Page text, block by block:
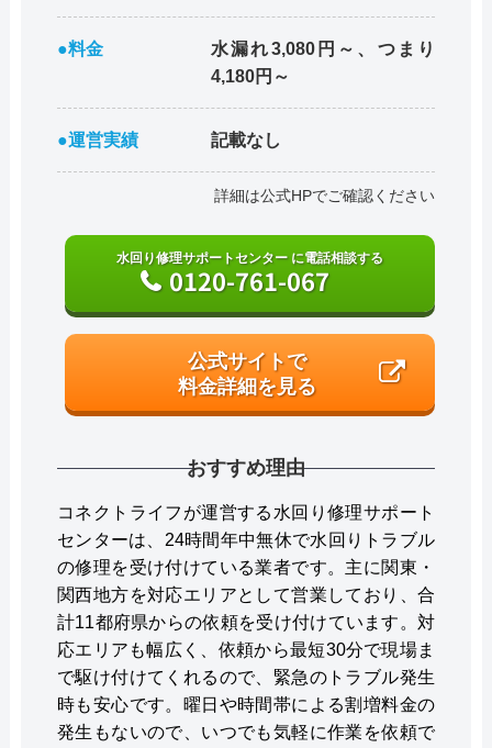
●料金
水漏れ3,080円～、つまり
4,180円～
●運営実績 記載なし
詳細は公式HPでご確認ください
水回り修理サポートセンター に電話相談する
0120-761-067
公式サイトで
料金詳細を見る
おすすめ理由
コネクトライフが運営する水回り修理サポート
センターは、24時間年中無休で水回りトラブル
の修理を受け付けている業者です。主に関東・
関西地方を対応エリアとして営業しており、合
計11都府県からの依頼を受け付けています。対
応エリアも幅広く、依頼から最短30分で現場ま
で駆け付けてくれるので、緊急のトラブル発生
時も安心です。曜日や時間帯による割増料金の
発生もないので、いつでも気軽に作業を依頼で